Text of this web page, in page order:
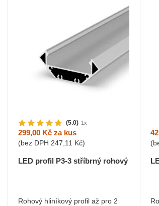
(5.0) 1x
299,00 Kč za kus
(bez DPH 247,11 Kč)
LED profil P3-3 stříbrný rohový
Rohový hliníkový profil až pro 2